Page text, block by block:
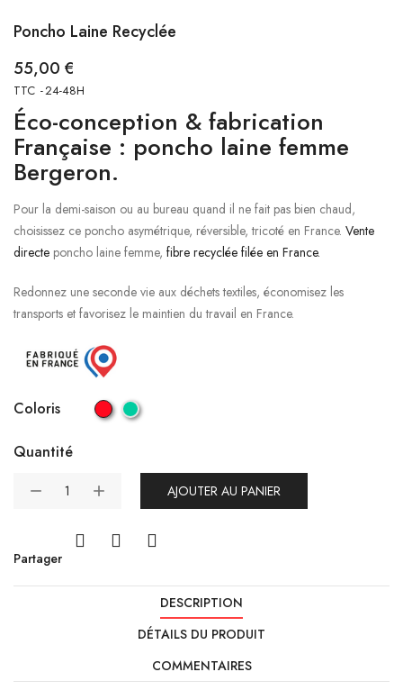
Poncho Laine Recyclée
55,00 €
TTC 24-48H
Éco-conception & fabrication
Française : poncho laine femme
Bergeron.
Pour la demi-saison ou au bureau quand il ne fait pas bien chaud,
choisissez ce poncho asymétrique, réversible, tricoté en France. Vente
directe poncho laine femme, fibre recyclée filée en France.
Redonnez une seconde vie aux déchets textiles, économisez les
transports et favorisez le maintien du travail en France.
Coloris
Quantité
AJOUTER AU PANIER
Partager
DESCRIPTION
DÉTAILS DU PRODUIT
COMMENTAIRES